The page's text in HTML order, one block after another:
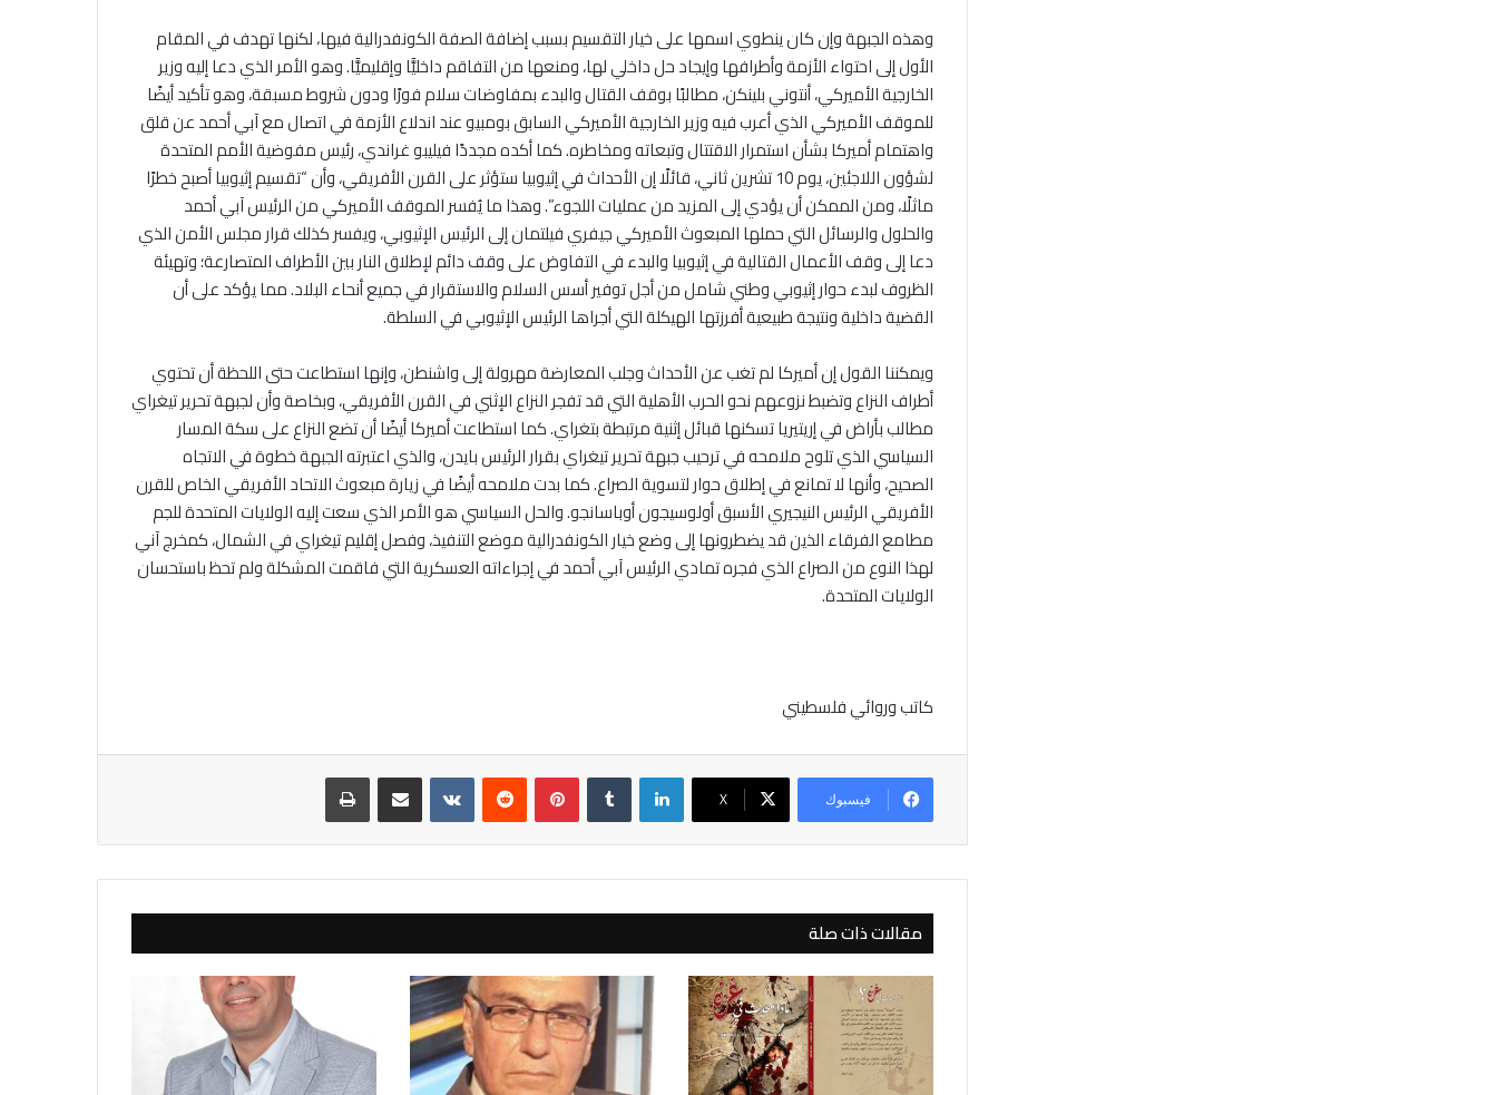
وهذه الجبهة وإن كان ينطوي اسمها على خيار التقسيم بسبب إضافة الصفة الكونفدرالية فيها، لكنها تهدف في المقام
الأول إلى احتواء الأزمة وأطرافها وإيجاد حل داخلي لها، ومنعها من التفاقم داخليًّا وإقليميًّا. وهو الأمر الذي دعا إليه وزير
الخارجية الأميركي، أنتوني بلينكن، مطالبًا بوقف القتال والبدء بمفاوضات سلام فورًا ودون شروط مسبقة، وهو تأكيد أيضًا
للموقف الأميركي الذي أعرب فيه وزير الخارجية الأميركي السابق بومبيو عند اندلاع الأزمة في اتصال مع آبي أحمد عن قلق
واهتمام أميركا بشأن استمرار الاقتتال وتبعاته ومخاطره. كما أكده مجددًا فيليبو غراندي، رئيس مفوضية الأمم المتحدة
لشؤون اللاجئين، يوم 10 تشرين ثاني، قائلًا إن الأحداث في إثيوبيا ستؤثر على القرن الأفريقي، وأن “تقسيم إثيوبيا أصبح خطرًا
ماثلًا، ومن الممكن أن يؤدي إلى المزيد من عمليات اللجوء”. وهذا ما يُفسر الموقف الأميركي من الرئيس آبي أحمد
والحلول والرسائل التي حملها المبعوث الأميركي جيفري فيلتمان إلى الرئيس الإثيوبي، ويفسر كذلك قرار مجلس الأمن الذي
دعا إلى وقف الأعمال القتالية في إثيوبيا والبدء في التفاوض على وقف دائم لإطلاق النار بين الأطراف المتصارعة؛ وتهيئة
الظروف لبدء حوار إثيوبي وطني شامل من أجل توفير أسس السلام والاستقرار في جميع أنحاء البلاد. مما يؤكد على أن
القضية داخلية ونتيجة طبيعية أفرزتها الهيكلة التي أجراها الرئيس الإثيوبي في السلطة.
ويمكننا القول إن أميركا لم تغب عن الأحداث وجلب المعارضة مهرولة إلى واشنطن، وإنها استطاعت حتى اللحظة أن تحتوي
أطراف النزاع وتضبط نزوعهم نحو الحرب الأهلية التي قد تفجر النزاع الإثني في القرن الأفريقي، وبخاصة وأن لجبهة تحرير تيغراي
مطالب بأراض في إريتيريا تسكنها قبائل إثنية مرتبطة بتغراي. كما استطاعت أميركا أيضًا أن تضع النزاع على سكة المسار
السياسي الذي تلوح ملامحه في ترحيب جبهة تحرير تيغراي بقرار الرئيس بايدن، والذي اعتبرته الجبهة خطوة في الاتجاه
الصحيح، وأنها لا تمانع في إطلاق حوار لتسوية الصراع. كما بدت ملامحه أيضًا في زيارة مبعوث الاتحاد الأفريقي الخاص للقرن
الأفريقي الرئيس النيجيري الأسبق أولوسيجون أوباسانجو. والحل السياسي هو الأمر الذي سعت إليه الولايات المتحدة للجم
مطامع الفرقاء الذين قد يضطرونها إلى وضع خيار الكونفدرالية موضع التنفيذ، وفصل إقليم تيغراي في الشمال، كمخرج آني
لهذا النوع من الصراع الذي فجره تمادي الرئيس آبي أحمد في إجراءاته العسكرية التي فاقمت المشكلة ولم تحظ باستحسان
الولايات المتحدة.
كاتب وروائي فلسطيني
فيسبوك ‫X
لينكدإن بينتيريست مشاركة عبر البريد طباعة
مقالات ذات صلة